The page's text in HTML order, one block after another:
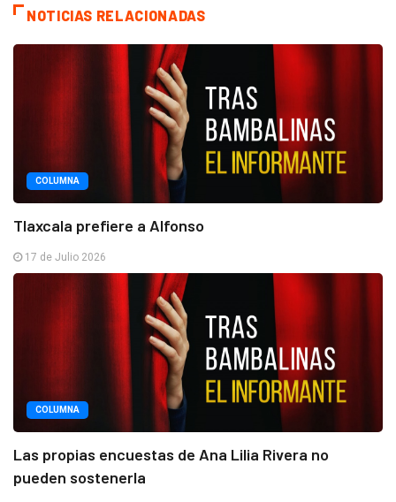
NOTICIAS RELACIONADAS
COLUMNA
Tlaxcala prefiere a Alfonso
17 de Julio 2026
COLUMNA
Las propias encuestas de Ana Lilia Rivera no
pueden sostenerla